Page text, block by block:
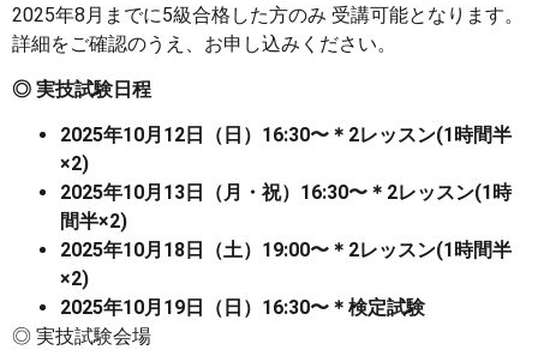
2025年8月までに5級合格した方のみ 受講可能となります。
詳細をご確認のうえ、お申し込みください。
◎ 実技試験日程
2025年10月 12 日（日） 16:30〜＊ 2レッスン(1 時間半
×2)
2025年10月 13 日（月・祝） 16:30〜＊ 2レッスン(1 時
間半×2)
2025年10月 18 日（土） 19:00〜＊ 2レッスン(1 時間半
×2)
2025年10月 19 日（日） 16:30〜＊検定試験
◎ 実技試験会場